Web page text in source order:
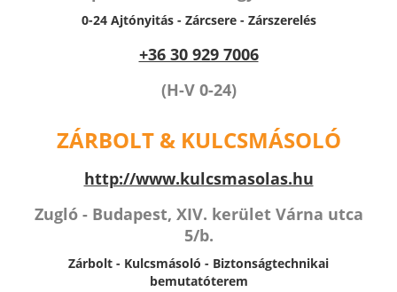
0-24 Ajtónyitás - Zárcsere - Zárszerelés
+36 30 929 7006
(H-V 0-24)
ZÁRBOLT & KULCSMÁSOLÓ
http://www.kulcsmasolas.hu
Zugló - Budapest, XIV. kerület Várna utca
5/b.
Zárbolt - Kulcsmásoló - Biztonságtechnikai
bemutatóterem